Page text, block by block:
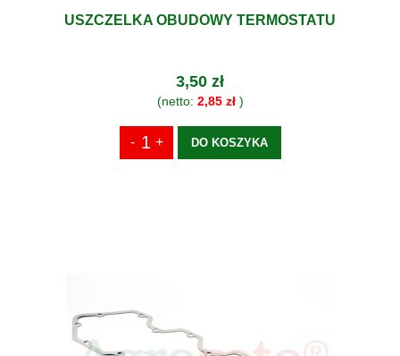
USZCZELKA OBUDOWY TERMOSTATU
3,50 zł
(netto: 2,85 zł)
DO KOSZYKA